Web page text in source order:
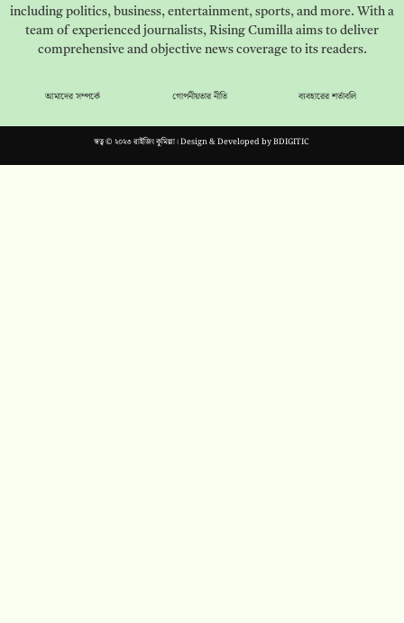
including politics, business, entertainment, sports, and more. With a
team of experienced journalists, Rising Cumilla aims to deliver
comprehensive and objective news coverage to its readers.
আমাদের সম্পর্কে গোপনীয়তার নীতি ব্যবহারের শর্তাবলি
স্বত্ব © ২০২৩ রাইজিং কুমিল্লা। Design & Developed byBDIGITIC